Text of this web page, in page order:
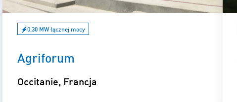
0,30 MW łącznej mocy
Agriforum
Occitanie, Francja